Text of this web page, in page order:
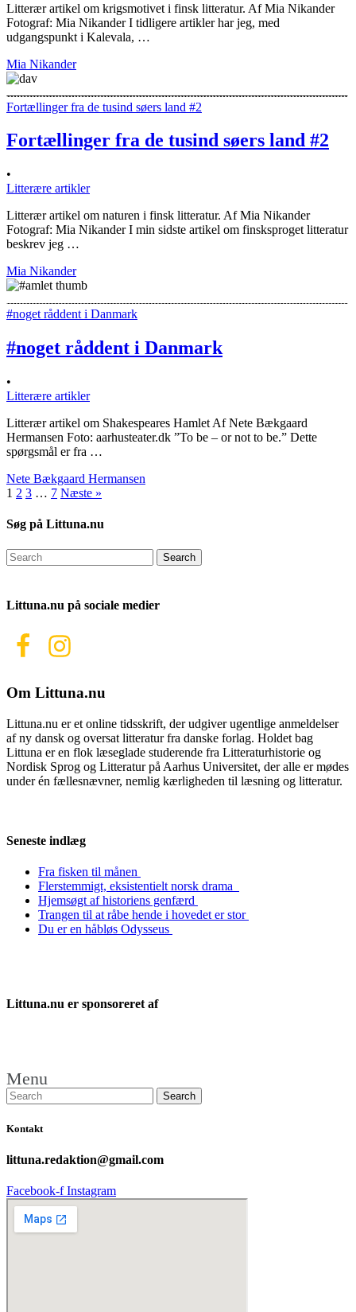
Litterær artikel om krigsmotivet i finsk litteratur. Af Mia Nikander
Fotograf: Mia Nikander I tidligere artikler har jeg, med
udgangspunkt i Kalevala, …
Mia Nikander
Fortællinger fra de tusind søers land #2
Fortællinger fra de tusind søers land #2
•
Litterære artikler
Litterær artikel om naturen i finsk litteratur. Af Mia Nikander
Fotograf: Mia Nikander I min sidste artikel om finsksproget litteratur
beskrev jeg …
Mia Nikander
#noget råddent i Danmark
#noget råddent i Danmark
•
Litterære artikler
Litterær artikel om Shakespeares Hamlet Af Nete Bækgaard
Hermansen Foto: aarhusteater.dk ”To be – or not to be.” Dette
spørgsmål er fra …
Nete Bækgaard Hermansen
1 2 3 … 7 Næste »
Søg på Littuna.nu
Littuna.nu på sociale medier
Om Littuna.nu
Littuna.nu er et online tidsskrift, der udgiver ugentlige anmeldelser
af ny dansk og oversat litteratur fra danske forlag. Holdet bag
Littuna er en flok læseglade studerende fra Litteraturhistorie og
Nordisk Sprog og Litteratur på Aarhus Universitet, der alle er mødes
under én fællesnævner, nemlig kærligheden til læsning og litteratur.
Seneste indlæg
Fra fisken til månen
Flerstemmigt, eksistentielt norsk drama
Hjemsøgt af historiens genfærd
Trangen til at råbe hende i hovedet er stor
Du er en håbløs Odysseus
Littuna.nu er sponsoreret af
Menu
Kontakt
littuna.redaktion@gmail.com
Facebook-f Instagram